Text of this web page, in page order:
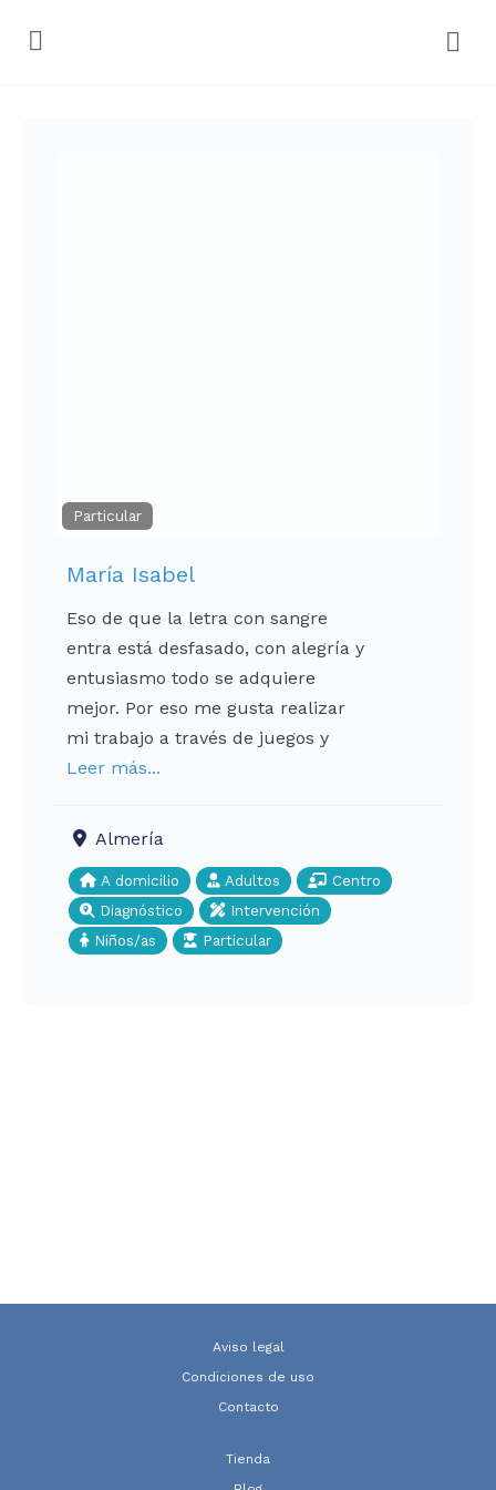
Particular
María Isabel
Eso de que la letra con sangre
entra está desfasado, con alegría y
entusiasmo todo se adquiere
mejor. Por eso me gusta realizar
mi trabajo a través de juegos y
Leer más...
Almería
A domicilio Adultos
Centro
Diagnóstico
Intervención
Niños/as
Particular
Aviso legal
Condiciones de uso
Contacto
Tienda